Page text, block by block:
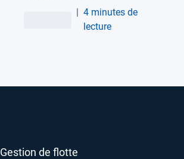
moyennes flottes
continuent de s'assurer
| 4 minutes de
lecture
Gestion de flotte